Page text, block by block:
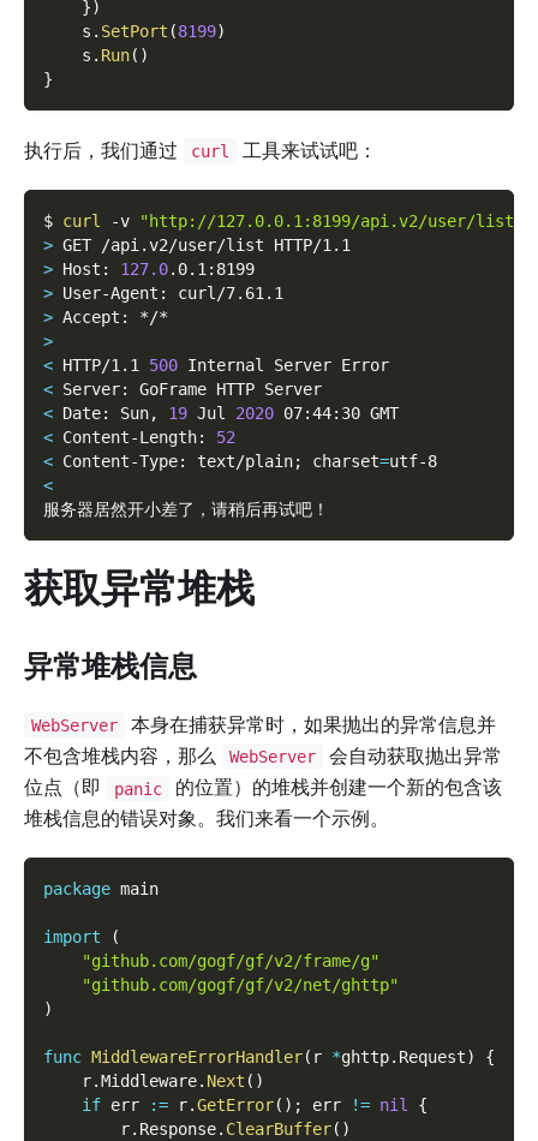
})
    s
. SetPort (8199)
    s
. Run( )
}
执行后，我们通过 curl 工具来试试吧：
$ curl -v
"http://127.0.0.1:8199/api.v2/user/list"
> GET /api.v2/user/list HTTP/1.1
> Host: 127.0.0.1:8199
> User-Agent: curl/7.61.1
> Accept: */*
>
< HTTP/1.1 500 Internal Server Error
< Server: GoFrame HTTP Server
< Date: Sun, 19 Jul 2020 07:44:30 GMT
< Content-Length: 52
< Content-Type: text/plain; charset=utf-8
<
服务器居然开小差了，请稍后再试吧！
获取异常堆栈
异常堆栈信息
WebServer
本身在捕获异常时，如果抛出的异常信息并
不包含堆栈内容，那么
WebServer
会自动获取抛出异常
位点（即
panic
的位置）的堆栈并创建一个新的包含该
堆栈信息的错误对象。我们来看一个示例。
package main
import
(
"github.com/gogf/gf/v2/frame/g"
"github.com/gogf/gf/v2/net/ghttp"
)
func MiddlewareErrorHandler( r *ghttp. Request)
{
    r
.Middleware. Next ( )
if err := r.GetError( ) ; err != nil
{
        r
. Response. ClearBuffer( )